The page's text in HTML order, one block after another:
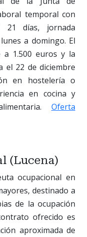
temporal con
21 días, jornada
a domingo. El
a 1.500 euros y la
el 22 de diciembre
en hostelería o
en cocina y
Oferta
(Lucena)
ocupacional en
destinado a
de la ocupación
ofrecido es
aproximada de